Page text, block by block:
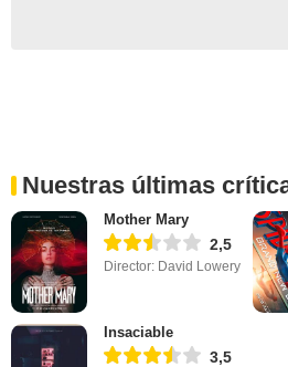
Nuestras últimas
Mother Mary
2,5
Director: David Lowery
Insaciable
3,5